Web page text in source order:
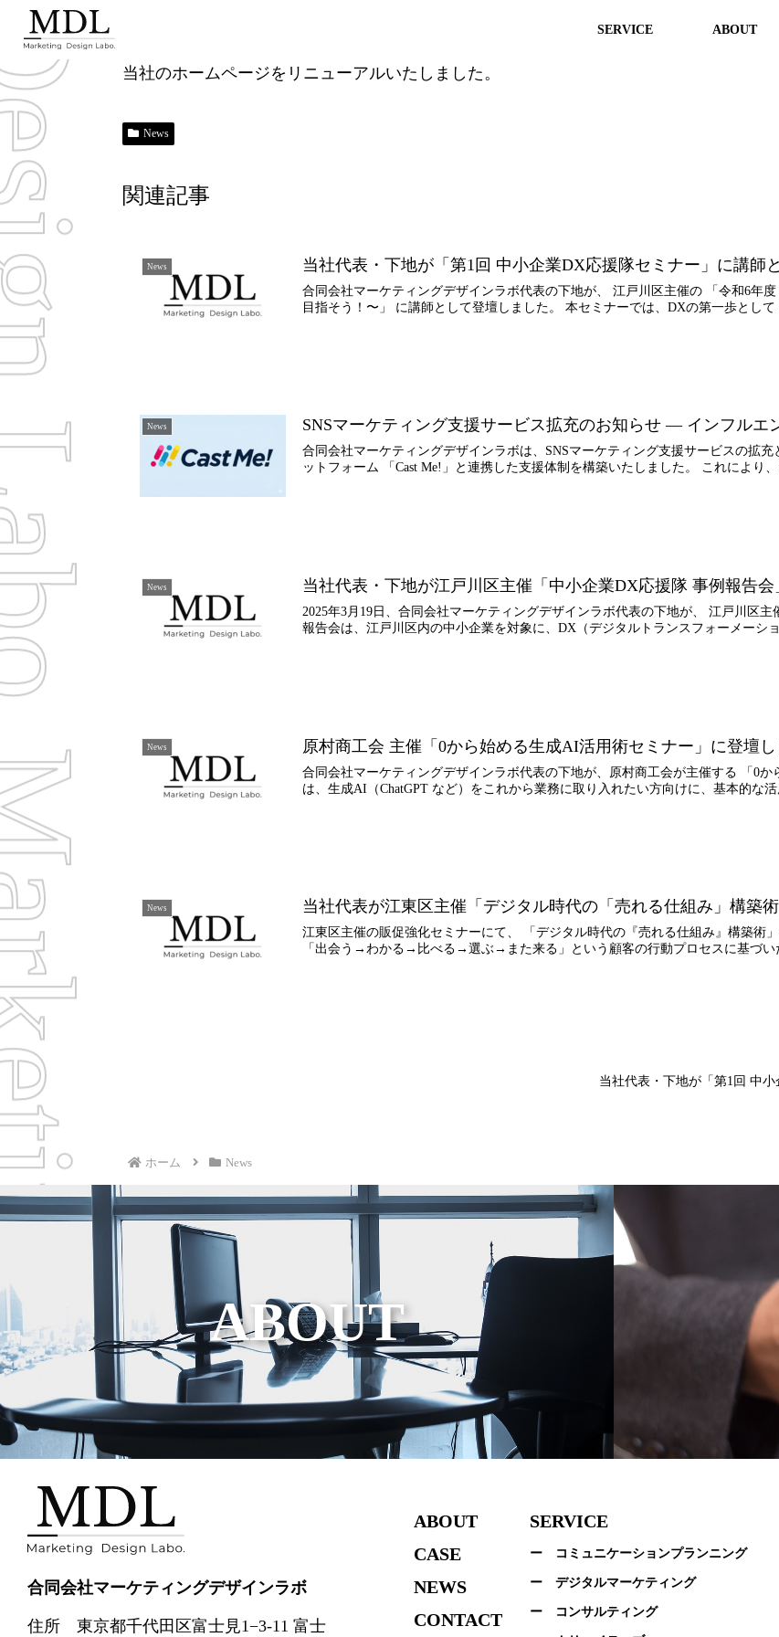
SERVICE ABOUT
Labo
HPリニューアルいたし
当社のホームページをリニューアルいたしました。
News
関連記事
News 当社代表・下地が「第1回 中小企業DX応援隊セミナー」に講師
合同会社マーケティングデザインラボ代表の下地が、 江戸川区主催の 「令和6年
目指そう！〜」 に講師として登壇しました。 本セミナーでは、DXの第一歩として
News SNSマーケティング支援サービス拡充のお知らせ ― インフル
合同会社マーケティングデザインラボは、SNSマーケティング支援サービスの拡
ットフォーム 「Cast Me!」と連携した支援体制を構築いたしました。 これにより
News 当社代表・下地が江戸川区主催「中小企業DX応援隊 事例報告
2025年3月19日、合同会社マーケティングデザインラボ代表の下地が、 江戸川区
報告会は、江戸川区内の中小企業を対象に、DX（デジタルトランスフォーメーショ
News 原村商工会 主催「0から始める生成AI活用術セミナー」に登壇し
合同会社マーケティングデザインラボ代表の下地が、原村商工会が主催する 「0
は、生成AI（ChatGPT など）をこれから業務に取り入れたい方向けに、基本的な活
News 当社代表が江東区主催「デジタル時代の「売れる仕組み」構築
江東区主催の販促強化セミナーにて、 「デジタル時代の『売れる仕組み』構築術
「出会う→わかる→比べる→選ぶ→また来る」という顧客の行動プロセスに基づい
当社代表・下地が「第1回 中
ホーム News
ABOUT
合同会社マーケティングデザインラボ
住所 東京都千代田区富士見1−3-11 富士
ABOUT
CASE
NEWS
CONTACT
SERVICE
ー コミュニケーションプランニング
ー デジタルマーケティング
ー コンサルティング